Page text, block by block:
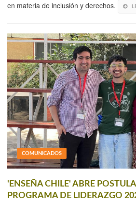
en materia de inclusión y derechos.
COMUNICADOS
'ENSEÑA CHILE' ABRE
PROGRAMA DE LIDERAZGO